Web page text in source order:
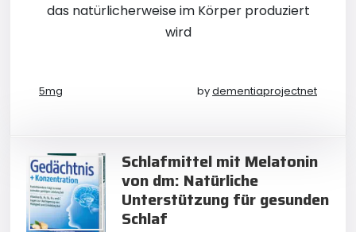
das natürlicherweise im Körper produziert
wird
5mg bydementiaprojectnet
Schlafmittel mit Melatonin
von dm: Natürliche
Unterstützung für gesunden
Schlaf